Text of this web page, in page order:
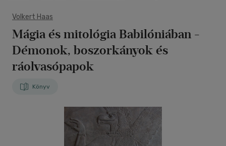
Volkert Haas
Mágia és mitológia Babilóniában -
Démonok, boszorkányok és
ráolvasópapok
Könyv